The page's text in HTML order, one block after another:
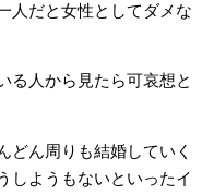
人だと女性としてダメな
る人から見たら可哀想と
どん周りも結婚していく
しようもないといったイ